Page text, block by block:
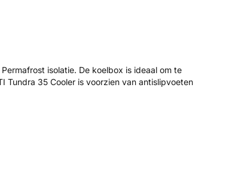
isolatie. De koelbox is ideaal om te
Tundra 35 Cooler is voorzien van antislipvoeten